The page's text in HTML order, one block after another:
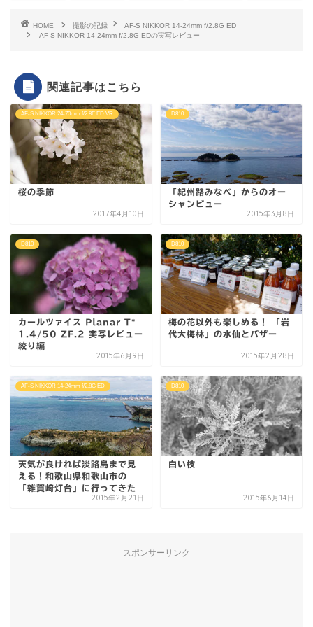
HOME 撮影の記録
AF-S NIKKOR 14-24mm f/2.8G ED
AF-S NIKKOR 14-24mm f/2.8G EDの実写レビュー
関連記事はこちら
AF-S NIKKOR 24-70mm f/2.8E ED VR
桜の季節
2017年4月10日
D810
「紀州路みなべ」からのオー
シャンビュー
2015年3月8日
D810
カールツァイス Planar T*
1.4/50 ZF.2 実写レビュー
絞り編
2015年6月9日
D810
梅の花以外も楽しめる！ 「岩
代大梅林」の水仙とバザー
2015年2月28日
AF-S NIKKOR 14-24mm f/2.8G ED
天気が良ければ淡路島まで見
える！和歌山県和歌山市の
「雑賀崎灯台」に行ってきた
2015年2月21日
D810
白い枝
2015年6月14日
スポンサーリンク